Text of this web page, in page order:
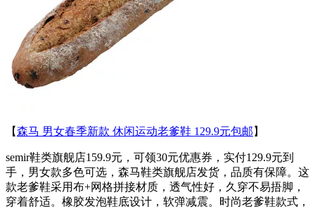
【森马 男女春季新款 休闲运动老爹鞋 129.9元包邮 】
semir鞋类旗舰店159.9元，可领30元优惠券，实付129.9元到
手，男女款多色可选，森马鞋类旗舰店发货，品质有保障。这
款老爹鞋采用布+网格拼接材质，透气性好，久穿不易捂脚，
穿着舒适。橡胶发泡鞋底设计，软弹减震。时尚老爹鞋款式，